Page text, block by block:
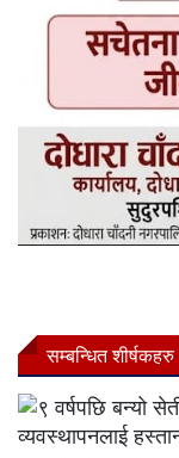
सम्बन्धित शीर्षकहरु